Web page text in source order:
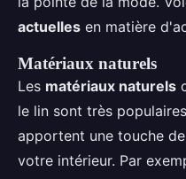
actuelles en matière
Matériaux naturels
Les matériaux naturels
le lin sont très
apportent une touche
votre intérieur. Par